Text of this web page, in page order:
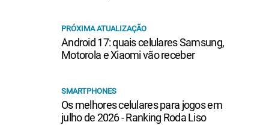
PRÓXIMA ATUALIZAÇÃO
Android 17: quais celulares Samsung,
Motorola e Xiaomi vão receber
SMARTPHONES
Os melhores celulares para jogos em
julho de 2026 - Ranking Roda Liso